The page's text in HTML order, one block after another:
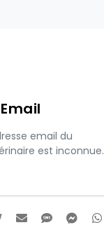
Email
email du
est inconnue.